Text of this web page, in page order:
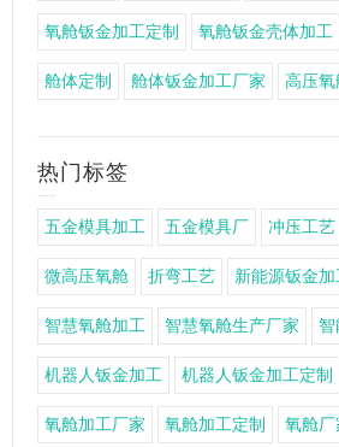
氧舱钣金加工定制 氧舱钣金壳体加工
舱体定制 舱体钣金加工厂家 高压氧
热门标签
五金模具加工 五金模具厂 冲压工艺
微高压氧舱 折弯工艺 新能源钣金加
智慧氧舱加工 智慧氧舱生产厂家 智
机器人钣金加工 机器人钣金加工定制
氧舱加工厂家 氧舱加工定制 氧舱厂